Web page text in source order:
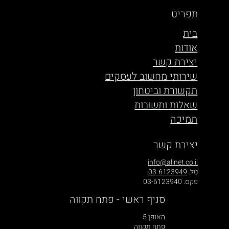
תפריט
בית
אודות
יצירת קשר
שירותי מחשוב לעסקים
תקשורת וביטחון
שאלות ותשובות
תמיכה
info@allnet.co.il
טל. 03-6123949
פקס. 03-6123940
יצירת קשר
האופן 5
פתח תקווה
סניף ראשי - פתח תקווה